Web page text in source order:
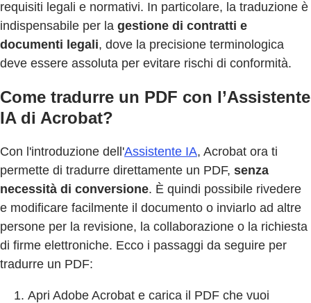
requisiti legali e normativi. In particolare, la traduzione è
indispensabile per la gestione di contratti e
documenti legali, dove la precisione terminologica
deve essere assoluta per evitare rischi di conformità.
Come tradurre un PDF con l’Assistente
IA di Acrobat?
Con l'introduzione dell'Assistente IA, Acrobat ora ti
permette di tradurre direttamente un PDF, senza
necessità di conversione. È quindi possibile rivedere
e modificare facilmente il documento o inviarlo ad altre
persone per la revisione, la collaborazione o la richiesta
di firme elettroniche. Ecco i passaggi da seguire per
tradurre un PDF:
Apri Adobe Acrobat e carica il PDF che vuoi